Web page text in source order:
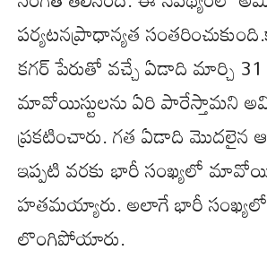
పర్యటనప్రాధాన్యత
కగర్ పేరుతో వచ్చే ఏడాది మార్చి
మావోయిస్టులను ఏరి పారేస్తామని
ప్రకటించారు. గత ఏడాది మొదలైన
ఇప్పటి వరకు భారీ సంఖ్యలో
హతమయ్యారు. అలాగే భారీ
లొంగిపోయారు.